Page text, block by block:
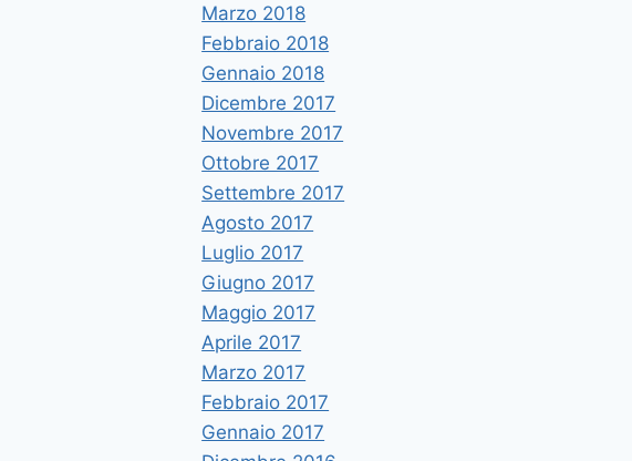
Marzo 2018
Febbraio 2018
Gennaio 2018
Dicembre 2017
Novembre 2017
Ottobre 2017
Settembre 2017
Agosto 2017
Luglio 2017
Giugno 2017
Maggio 2017
Aprile 2017
Marzo 2017
Febbraio 2017
Gennaio 2017